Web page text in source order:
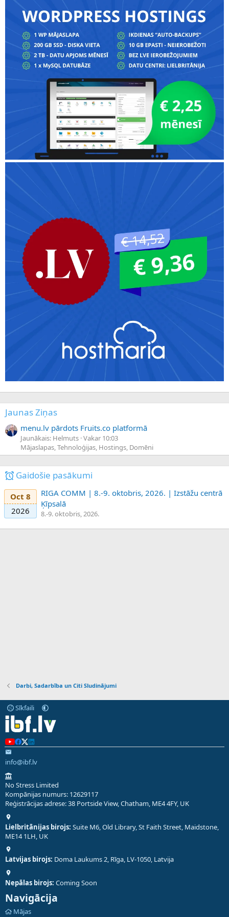
Jaunas Ziņas
menu.lv pārdots Fruits.co platformā
Jaunākais: Helmuts Vakar 10:03
Mājaslapas, Tehnoloģijas, Hostings, Domēni
Gaidošie pasākumi
Oct 8
2026
RIGA COMM | 8.-9. oktobris, 2026. | Izstāžu centrā
Ķīpsalā
8.-9. oktobris, 2026.
Darbi, Sadarbība un Citi Sludinājumi
Sīkfaili
info@ibf.lv
No Stress Limited
Kompānijas numurs: 12629117
Reģistrācijas adrese: 38 Portside View, Chatham, ME4 4FY, UK
Lielbritānijas birojs: Suite M6, Old Library, St Faith Street, Maidstone,
ME14 1LH, UK
Latvijas birojs: Doma Laukums 2, Rīga, LV-1050, Latvija
Nepālas birojs: Coming Soon
Navigācija
Mājas